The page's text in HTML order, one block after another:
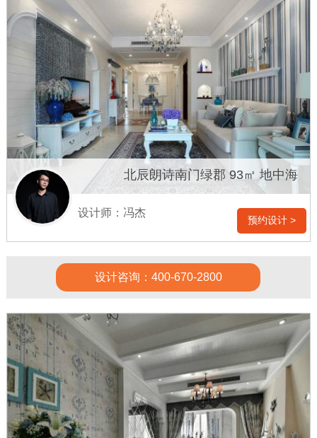
北辰朗诗南门绿郡 93㎡ 地中海
设计师：冯杰
预约设计 >
设计咨询：400-670-2800